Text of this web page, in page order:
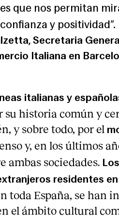
que nos permitan
y positividad”.
Secretaria
Italiana en
italianas y
su historia común y
y sobre todo, por el
y, en los últimos
ambas sociedades.
residentes
toda España, se han
el ámbito cultural